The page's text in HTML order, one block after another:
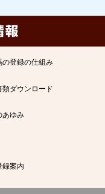
の登録の仕組み
類ダウンロード
あゆみ
録案内